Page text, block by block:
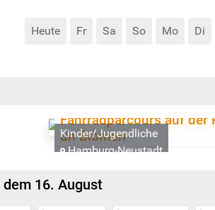
Heute Fr Sa So Mo Di
Fahrradparcours auf der
un Blomen
Kinder/Jugendliche
Hamburg-Neustadt
dem 16. August